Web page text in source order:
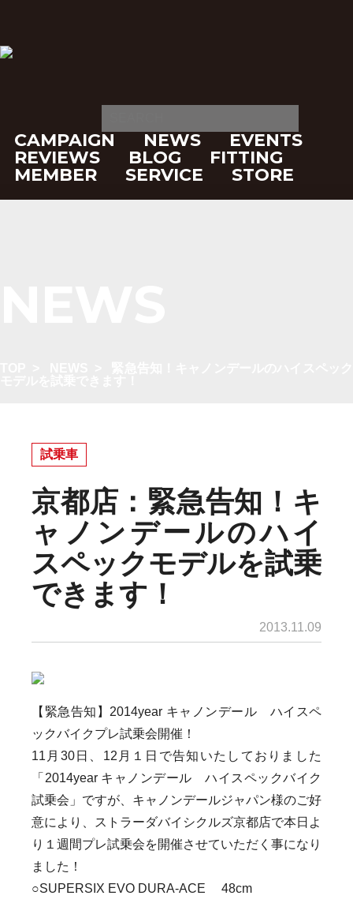
CAMPAIGN NEWS
EVENTS
REVIEWS
BLOG
FITTING
MEMBER
SERVICE STORE
試乗車
京都店：緊急告知！キ
ャノンデールのハイ
スペックモデルを試乗
できます！
2013.11.09
【緊急告知】2014year キャノンデール ハイスペ
ックバイクプレ試乗会開催！
11月30日、12月１日で告知いたしておりました
「2014year キャノンデール ハイスペックバイク
試乗会」ですが、キャノンデールジャパン様のご好
意により、ストラーダバイシクルズ京都店で本日よ
り１週間プレ試乗会を開催させていただく事になり
ました！
○SUPERSIX EVO DURA-ACE 48cm